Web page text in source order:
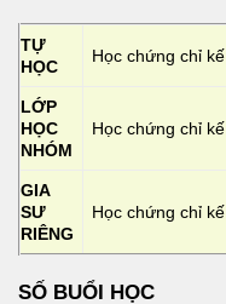
TỰ
HỌC
Học chứng chỉ
LỚP
HỌC
NHÓM
Học chứng chỉ
GIA
SƯ
RIÊNG
Học chứng chỉ
SỐ BUỔI HỌC